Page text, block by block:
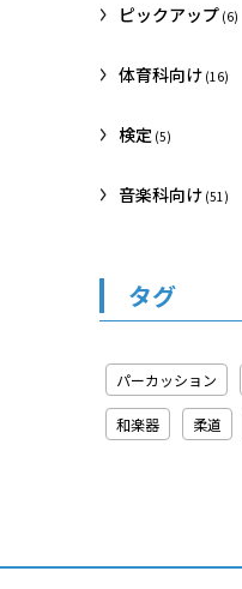
ピックアップ(6)
体育科向け(16)
検定 (5)
音楽科向け(51)
タグ
パーカッション
和楽器 柔道